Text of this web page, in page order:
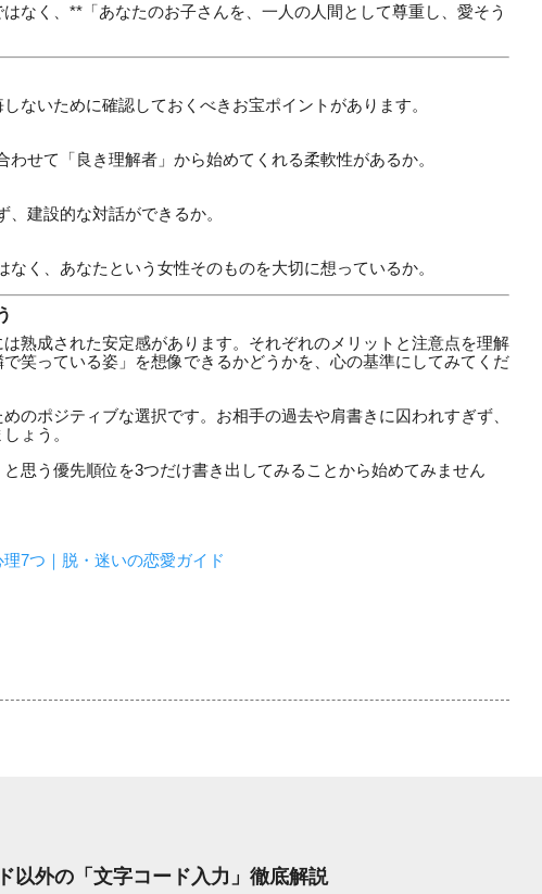
なく、**「あなたのお子さんを、一人の人間として尊重し、愛そう
ないために確認しておくべきお宝ポイントがあります。
せて「良き理解者」から始めてくれる柔軟性があるか。
建設的な対話ができるか。
なく、あなたという女性そのものを大切に想っているか。
熟成された安定感があります。それぞれのメリットと注意点を理解
笑っている姿」を想像できるかどうかを、心の基準にしてみてくだ
のポジティブな選択です。お相手の過去や肩書きに囚われすぎず、
ょう。
思う優先順位を3つだけ書き出してみることから始めてみません
7つ｜脱・迷いの恋愛ガイド
以外の「文字コード入力」徹底解説